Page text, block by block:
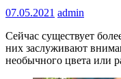
07.05.2021 admin
Сейчас существует
них заслуживают
необычного цвета или